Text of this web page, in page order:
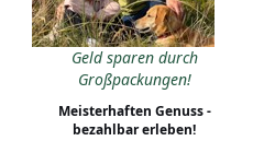
Geld sparen durch
Großpackungen!
Meisterhaften Genuss -
bezahlbar erleben!